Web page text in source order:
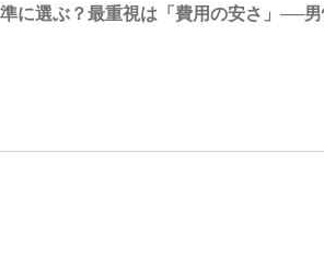
に選ぶ？最重視は「費用の安さ」──